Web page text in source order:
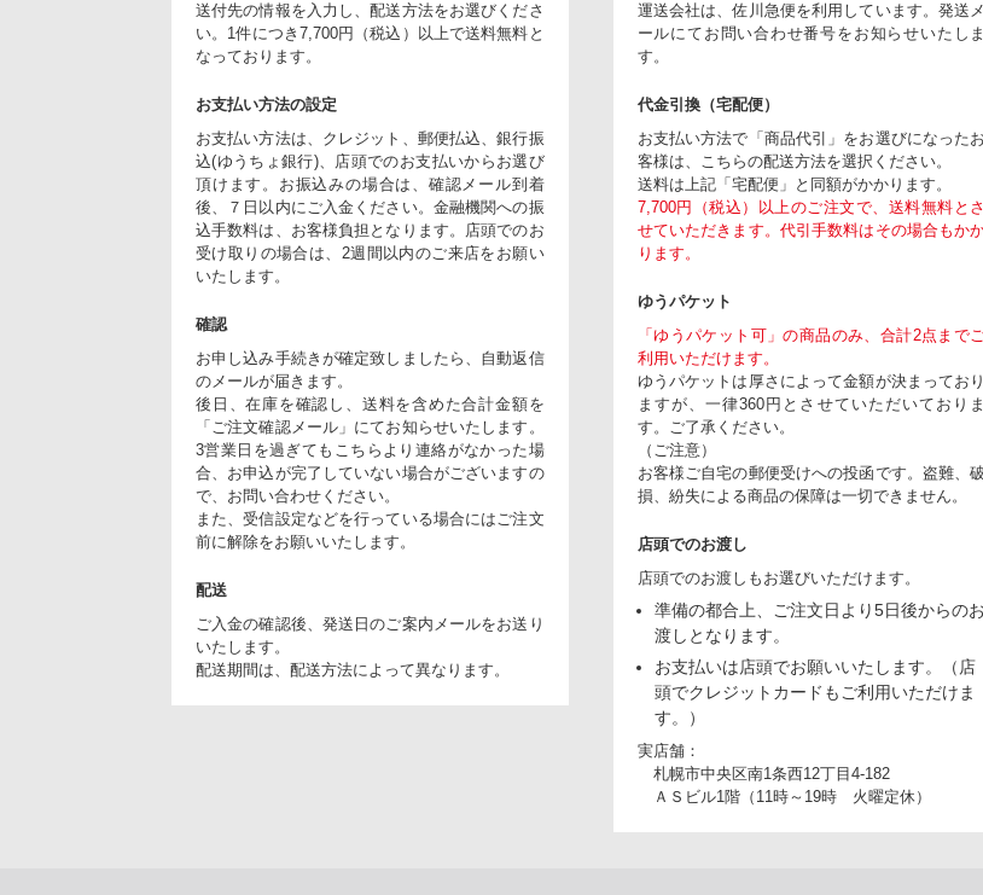
送付先の情報を入力し、配送方法をお選びくださ
い。1件につき7,700円（税込）以上で送料無料と
なっております。
お支払い方法の設定
お支払い方法は、クレジット、郵便払込、銀行振
込(ゆうちょ銀行)、店頭でのお支払いからお選び
頂けます。お振込みの場合は、確認メール到着
後、７日以内にご入金ください。金融機関への振
込手数料は、お客様負担となります。店頭でのお
受け取りの場合は、2週間以内のご来店をお願い
いたします。
確認
お申し込み手続きが確定致しましたら、自動返信
のメールが届きます。
後日、在庫を確認し、送料を含めた合計金額を
「ご注文確認メール」にてお知らせいたします。
3営業日を過ぎてもこちらより連絡がなかった場
合、お申込が完了していない場合がございますの
で、お問い合わせください。
また、受信設定などを行っている場合にはご注文
前に解除をお願いいたします。
配送
ご入金の確認後、発送日のご案内メールをお送り
いたします。
配送期間は、配送方法によって異なります。
運送会社は、佐川急便を利用しています。発送メ
ールにてお問い合わせ番号をお知らせいたしま
す。
代金引換（宅配便）
お支払い方法で「商品代引」をお選びになったお
客様は、こちらの配送方法を選択ください。
送料は上記「宅配便」と同額がかかります。
7,700円（税込）以上のご注文で、送料無料とさ
せていただきます。代引手数料はその場合もか
ります。
ゆうパケット
「ゆうパケット可」の商品のみ、合計2点まで
利用いただけます。
ゆうパケットは厚さによって金額が決まっており
ますが、一律360円とさせていただいておりま
す。ご了承ください。
（ご注意）
お客様ご自宅の郵便受けへの投函です。盗難、破
損、紛失による商品の保障は一切できません。
店頭でのお渡し
店頭でのお渡しもお選びいただけます。
準備の都合上、ご注文日より5日後からのお
渡しとなります。
お支払いは店頭でお願いいたします。（店
頭でクレジットカードもご利用いただけま
す。）
実店舗：
札幌市中央区南1条西12丁目4-182
ＡＳビル1階（11時～19時 火曜定休）